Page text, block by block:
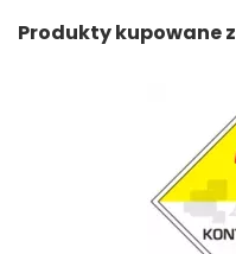
Produkty kupowane z